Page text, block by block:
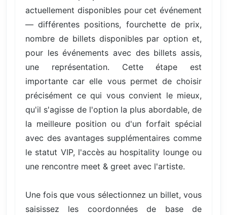
actuellement disponibles pour cet événement
— différentes positions, fourchette de prix,
nombre de billets disponibles par option et,
pour les événements avec des billets assis,
une représentation. Cette étape est
importante car elle vous permet de choisir
précisément ce qui vous convient le mieux,
qu'il s'agisse de l'option la plus abordable, de
la meilleure position ou d'un forfait spécial
avec des avantages supplémentaires comme
le statut VIP, l'accès au hospitality lounge ou
une rencontre meet & greet avec l'artiste.
Une fois que vous sélectionnez un billet, vous
saisissez les coordonnées de base de